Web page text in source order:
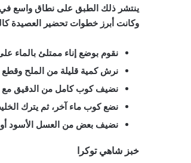
ينتشر ذلك الطبق على نطاق واسع في
وكانت أبرز خطوات تحضير العصيدة
نقوم بوضع إناء ممتلئ بالماء
نرش كمية قليلة من الملح وقطع
نضيف كوب كامل من الدقيق مع
نضع كوب ماء آخر، ثم يترك
نضيف بعض من العسل الأسود أو
خبز شاهي توكرا